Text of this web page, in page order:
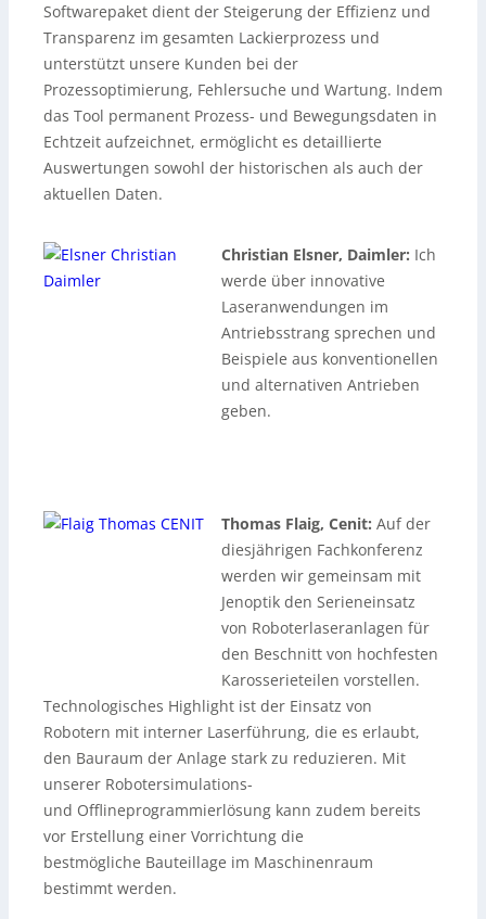
Softwarepaket dient der Steigerung der Effizienz und
Transparenz im gesamten Lackierprozess und
unterstützt unsere Kunden bei der
Prozessoptimierung, Fehlersuche und Wartung. Indem
das Tool permanent Prozess- und Bewegungsdaten in
Echtzeit aufzeichnet, ermöglicht es detaillierte
Auswertungen sowohl der historischen als auch der
aktuellen Daten.
Christian Elsner, Daimler: Ich
werde über innovative
Laseranwendungen im
Antriebsstrang sprechen und
Beispiele aus konventionellen
und alternativen Antrieben
geben.
Thomas Flaig, Cenit: Auf der
diesjährigen Fachkonferenz
werden wir gemeinsam mit
Jenoptik den Serieneinsatz
von Roboterlaseranlagen für
den Beschnitt von hochfesten
Karosserieteilen vorstellen.
Technologisches Highlight ist der Einsatz von
Robotern mit interner Laserführung, die es erlaubt,
den Bauraum der Anlage stark zu reduzieren. Mit
unserer Robotersimulations-
und Offlineprogrammierlösung kann zudem bereits
vor Erstellung einer Vorrichtung die
bestmögliche Bauteillage im Maschinenraum
bestimmt werden.